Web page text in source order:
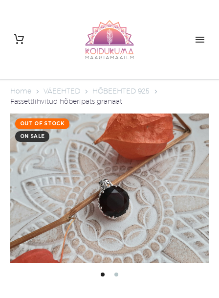
Home VÄEEHTED
HÕBEEHTED 925
Fassettlihvitud hõberipats granaat
OUT OF STOCK
ON SALE